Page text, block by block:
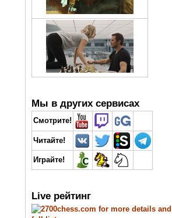
Мы в других сервисах
Смотрите!
Читайте!
Играйте!
Live рейтинг